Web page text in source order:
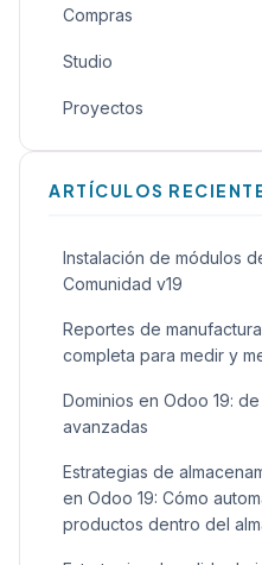
Compras
Studio
Proyectos
Calidad
General
Inteligencia Artificial (IA)
Sitio Web
Alquiler
ARTÍCULOS
Instalación de módulos
Comunidad v19
Reportes de
completa para medir y
Dominios en Odoo 19:
avanzadas
Estrategias de
en Odoo 19: Cómo
productos dentro del